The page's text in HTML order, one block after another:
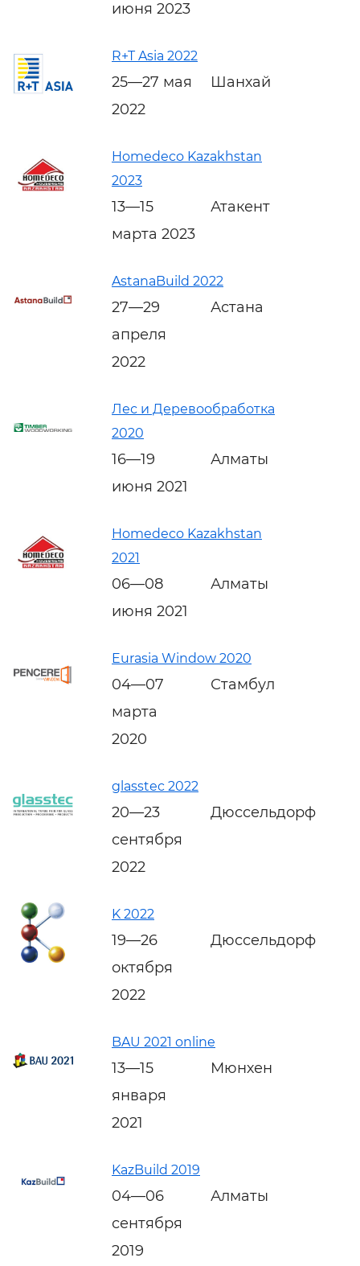
июня 2023
R+T Asia 2022
25—27 мая
2022
Шанхай
Homedeco Kazakhstan
2023
13—15
марта 2023
Атакент
AstanaBuild 2022
27—29
апреля
2022
Астана
Лес и Деревообработка
2020
16—19
июня 2021
Алматы
Homedeco Kazakhstan
2021
06—08
июня 2021
Алматы
Eurasia Window 2020
04—07
марта
2020
Стамбул
glasstec 2022
20—23
сентября
2022
Дюссельдорф
K 2022
19—26
октября
2022
Дюссельдорф
BAU 2021 online
13—15
января
2021
Мюнхен
KazBuild 2019
04—06
сентября
2019
Алматы